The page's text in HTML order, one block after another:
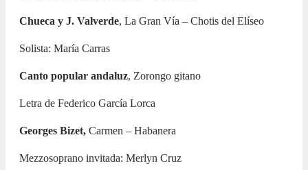
Chueca y J. Valverde, La Gran Vía – Chotis del Elíseo
Solista: María Carras
Canto popular andaluz, Zorongo gitano
Letra de Federico García Lorca
Georges Bizet, Carmen – Habanera
Mezzosoprano invitada: Merlyn Cruz